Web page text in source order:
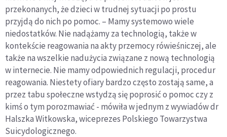
przekonanych, że dzieci w trudnej sytuacji po prostu
przyjdą do nich po pomoc. – Mamy systemowo wiele
niedostatków. Nie nadążamy za technologią, także w
kontekście reagowania na akty przemocy rówieśniczej, ale
także na wszelkie nadużycia związane z nową technologią
w internecie. Nie mamy odpowiednich regulacji, procedur
reagowania. Niestety ofiary bardzo często zostają same, a
przez tabu społeczne wstydzą się poprosić o pomoc czy z
kimś o tym porozmawiać - mówiła w jednym z wywiadów dr
Halszka Witkowska, wiceprezes Polskiego Towarzystwa
Suicydologicznego.